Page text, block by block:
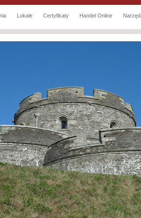
Lokale Certyfikaty Handel Online